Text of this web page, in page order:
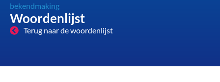
bekendmaking
Woordenlijst
Terug naar de woordenlijst